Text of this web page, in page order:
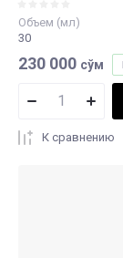
Объем (мл)
30
230 000 сўм
К сравнению